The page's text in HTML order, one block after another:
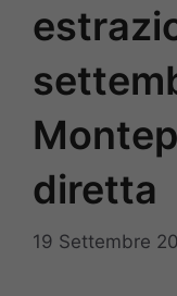
diretta
19 Settembre